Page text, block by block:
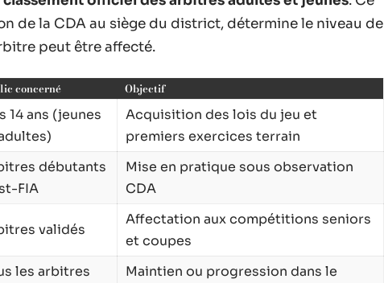
de la CDA au siège du district, détermine le niveau de
peut être affecté.
concerné Objectif
14 ans (jeunes
Acquisition des lois du jeu et
premiers exercices terrain
débutants
FIA
Mise en pratique sous observation
CDA
validés
Affectation aux compétitions seniors
et coupes
les arbitres
Maintien ou progression dans le